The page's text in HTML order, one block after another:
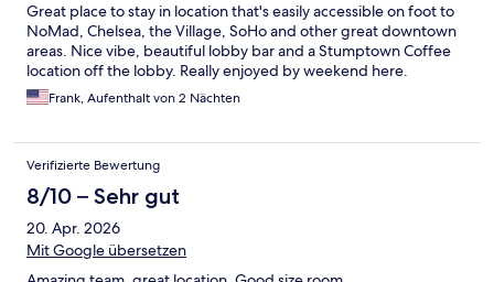
Great place to stay in location that's easily accessible on foot to
NoMad, Chelsea, the Village, SoHo and other great downtown
areas. Nice vibe, beautiful lobby bar and a Stumptown Coffee
location off the lobby. Really enjoyed by weekend here.
Frank, Aufenthalt von 2 Nächten
Verifizierte Bewertung
8/10 – Sehr gut
20. Apr. 2026
Mit Google übersetzen